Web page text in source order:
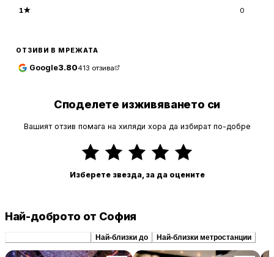
1★ 0
ОТЗИВИ В МРЕЖАТА
Google3.80413 отзива
Споделете изживяването си
Вашият отзив помага на хиляди хора да избират по-добре
Изберете звезда, за да оцените
Най-доброто от София
Най-близки до Най-близки метростанции